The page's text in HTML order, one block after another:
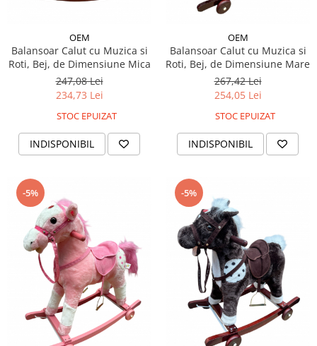
OEM
Balansoar Calut cu Muzica si
Roti, Bej, de Dimensiune Mica
247,08 Lei
234,73 Lei
STOC EPUIZAT
INDISPONIBIL
OEM
Balansoar Calut cu Muzica si
Roti, Bej, de Dimensiune Mare
267,42 Lei
254,05 Lei
STOC EPUIZAT
INDISPONIBIL
-5% -5%